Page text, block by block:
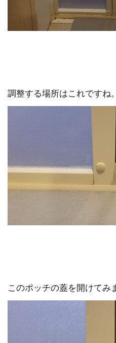
調整する場所はこれですね。
このポッチの蓋を開けてみ